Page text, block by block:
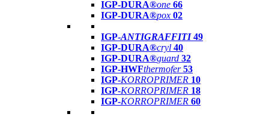
IGP-DURA®one 66
IGP-DURA®pox 02
IGP-ANTIGRAFFITI49
IGP-DURA®cryl 40
IGP-DURA®guard 32
IGP-HWFthermofer 53
IGP-KORROPRIMER 10
IGP-KORROPRIMER 18
IGP-KORROPRIMER 60